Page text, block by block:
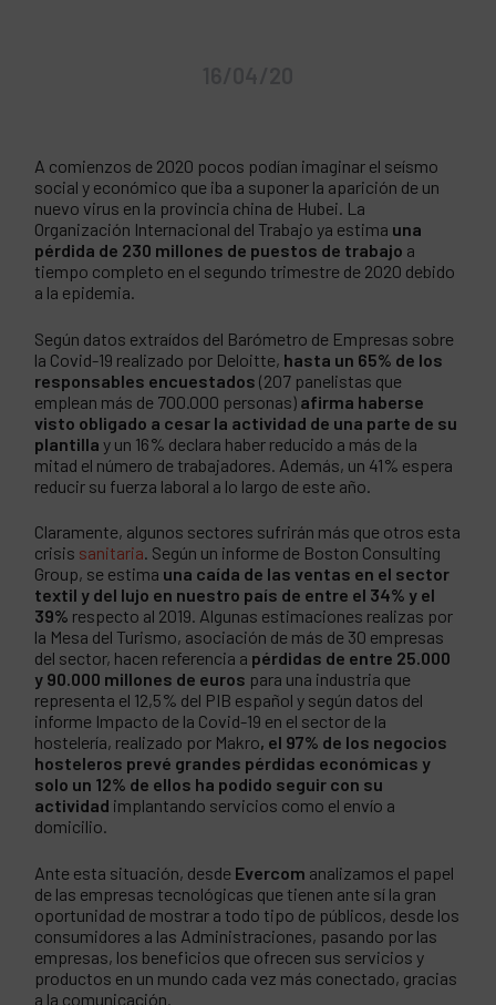
A comienzos de 2020 pocos podían imaginar el seísmo
social y económico que iba a suponer la aparición de un
nuevo virus en la provincia china de Hubei. La
Organización Internacional del Trabajo ya estima una
pérdida de 230 millones de puestos de trabajo a
tiempo completo en el segundo trimestre de 2020 debido
a la epidemia.
Según datos extraídos del Barómetro de Empresas sobre
la Covid-19 realizado por Deloitte, hasta un 65% de los
responsables encuestados (207 panelistas que
emplean más de 700.000 personas) afirma haberse
visto obligado a cesar la actividad de una parte de su
plantilla y un 16% declara haber reducido a más de la
mitad el número de trabajadores. Además, un 41% espera
reducir su fuerza laboral a lo largo de este año.
Claramente, algunos sectores sufrirán más que otros esta
crisis sanitaria. Según un informe de Boston Consulting
Group, se estima una caída de las ventas en el sector
textil y del lujo en nuestro país de entre el 34% y el
39% respecto al 2019. Algunas estimaciones realizas por
la Mesa del Turismo, asociación de más de 30 empresas
del sector, hacen referencia a pérdidas de entre 25.000
y 90.000 millones de euros para una industria que
representa el 12,5% del PIB español y según datos del
informe Impacto de la Covid-19 en el sector de la
hostelería, realizado por Makro, el 97% de los negocios
hosteleros prevé grandes pérdidas económicas y
solo un 12% de ellos ha podido seguir con su
actividad implantando servicios como el envío a
domicilio.
Ante esta situación, desde Evercom analizamos el papel
de las empresas tecnológicas que tienen ante sí la gran
oportunidad de mostrar a todo tipo de públicos, desde los
consumidores a las Administraciones, pasando por las
empresas, los beneficios que ofrecen sus servicios y
productos en un mundo cada vez más conectado, gracias
a la comunicación.